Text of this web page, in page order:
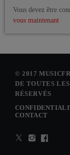
Vous devez être
vous maintenant
© 2017
DE TOUTES
RÉSERVÉS
CONTACT